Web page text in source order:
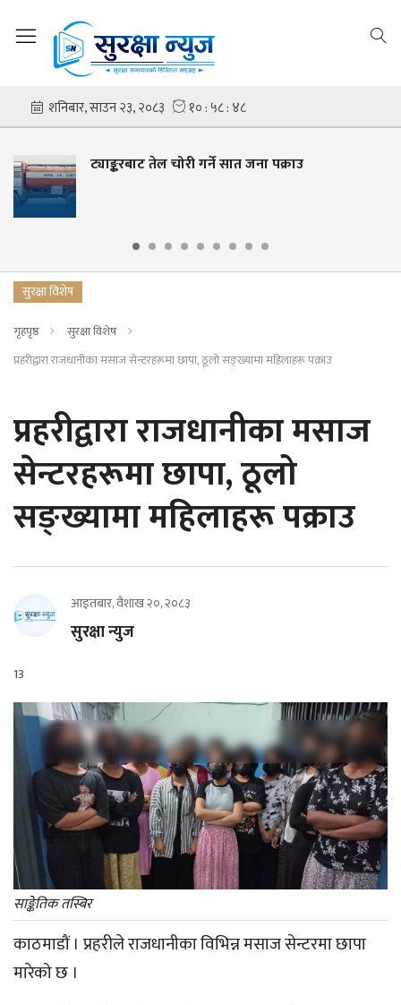
ट्याङ्करबाट तेल चोरी गर्ने सात जना पक्राउ
सुरक्षा विशेष
गृहपृष्ठ
सुरक्षा विशेष
प्रहरीद्वारा राजधानीका मसाज सेन्टरहरूमा छापा, ठूलो सङ्ख्यामा महिलाहरू पक्राउ
प्रहरीद्वारा राजधानीका मसाज
सेन्टरहरूमा छापा, ठूलो
सङ्ख्यामा महिलाहरू पक्राउ
आइतबार, वैशाख २०, २०८३
सुरक्षा न्युज
13
साङ्केतिक तस्बिर
काठमाडौं । प्रहरीले राजधानीका विभिन्न मसाज सेन्टरमा छापा
मारेको छ ।